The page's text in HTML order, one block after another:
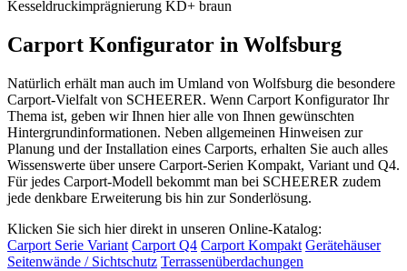
Carport Konfigurator in Wolfsburg
Natürlich erhält man auch im Umland von Wolfsburg die besondere
Carport-Vielfalt von SCHEERER. Wenn Carport Konfigurator Ihr
Thema ist, geben wir Ihnen hier alle von Ihnen gewünschten
Hintergrundinformationen. Neben allgemeinen Hinweisen zur
Planung und der Installation eines Carports, erhalten Sie auch alles
Wissenswerte über unsere Carport-Serien Kompakt, Variant und Q4.
Für jedes Carport-Modell bekommt man bei SCHEERER zudem
jede denkbare Erweiterung bis hin zur Sonderlösung.
Klicken Sie sich hier direkt in unseren Online-Katalog:
Carport Serie Variant Carport Q4 Carport Kompakt Gerätehäuser
Seitenwände / Sichtschutz Terrassenüberdachungen